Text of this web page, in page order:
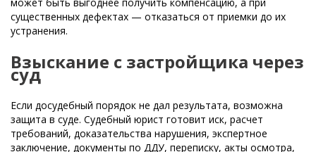
существенных дефектах — отказаться от приемки до их
устранения.
Взыскание с застройщика через
суд
Если досудебный порядок не дал результата, возможна
защита в суде. Судебный юрист готовит иск, расчет
требований, доказательства нарушения, экспертное
заключение, документы по ДДУ, переписку, акты осмотра,